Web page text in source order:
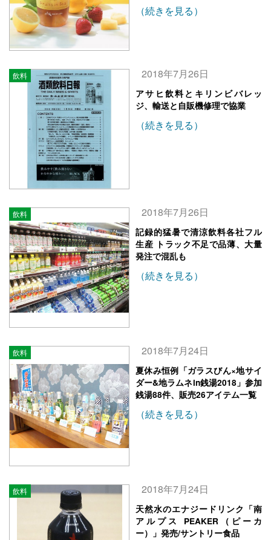
（続きを見る）
飲料 2018年7月26日
アサヒ飲料とキリンビバレッ
ジ、輸送と自販機修理で協業
（続きを見る）
飲料 2018年7月26日
記録的猛暑で清涼飲料各社フル
生産 トラック不足で品薄、大量
発注で混乱も
（続きを見る）
飲料 2018年7月24日
夏休み恒例「ガラスびん×地サイ
ダー&地ラムネin銭湯2018」参加
銭湯88件、販売26アイテム一覧
（続きを見る）
飲料 2018年7月24日
天然水のエナジードリンク「南
アルプス PEAKER（ピーカ
ー）」発売/サントリー食品